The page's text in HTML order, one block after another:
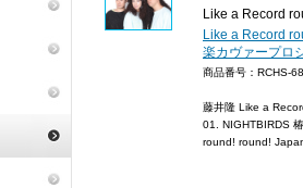
Like a Record
Like a Record
楽カヴァープロ
商品番号：RCHS-
藤井隆 Like a
01. NIGHTBIRDS
round! round!